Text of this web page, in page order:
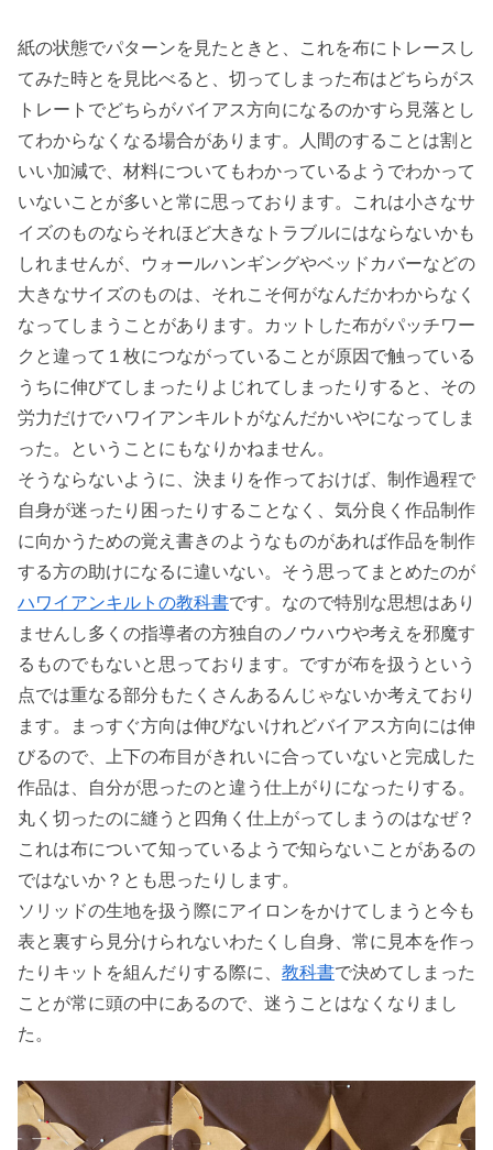
紙の状態でパターンを見たときと、これを布にトレースし
てみた時とを見比べると、切ってしまった布はどちらがス
トレートでどちらがバイアス方向になるのかすら見落とし
てわからなくなる場合があります。人間のすることは割と
いい加減で、材料についてもわかっているようでわかって
いないことが多いと常に思っております。これは小さなサ
イズのものならそれほど大きなトラブルにはならないかも
しれませんが、ウォールハンギングやベッドカバーなどの
大きなサイズのものは、それこそ何がなんだかわからなく
なってしまうことがあります。カットした布がパッチワー
クと違って１枚につながっていることが原因で触っている
うちに伸びてしまったりよじれてしまったりすると、その
労力だけでハワイアンキルトがなんだかいやになってしま
った。ということにもなりかねません。
そうならないように、決まりを作っておけば、制作過程で
自身が迷ったり困ったりすることなく、気分良く作品制作
に向かうための覚え書きのようなものがあれば作品を制作
する方の助けになるに違いない。そう思ってまとめたのが
ハワイアンキルトの教科書です。なので特別な思想はあり
ませんし多くの指導者の方独自のノウハウや考えを邪魔す
るものでもないと思っております。ですが布を扱うという
点では重なる部分もたくさんあるんじゃないか考えており
ます。まっすぐ方向は伸びないけれどバイアス方向には伸
びるので、上下の布目がきれいに合っていないと完成した
作品は、自分が思ったのと違う仕上がりになったりする。
丸く切ったのに縫うと四角く仕上がってしまうのはなぜ？
これは布について知っているようで知らないことがあるの
ではないか？とも思ったりします。
ソリッドの生地を扱う際にアイロンをかけてしまうと今も
表と裏すら見分けられないわたくし自身、常に見本を作っ
たりキットを組んだりする際に、 教科書で決めてしまった
ことが常に頭の中にあるので、迷うことはなくなりまし
た。